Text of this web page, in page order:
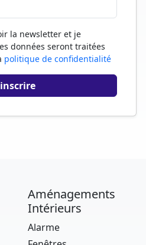
la newsletter et je
données seront traitées
politique de confidentialité
Aménagements
Intérieurs
Alarme